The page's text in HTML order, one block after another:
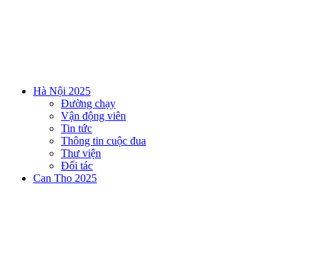
Hà Nội 2025
Đường chạy
Vận động viên
Tin tức
Thông tin cuộc đua
Thư viện
Đối tác
Can Tho 2025